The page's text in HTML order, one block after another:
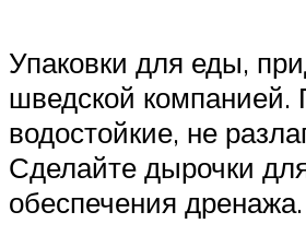
Упаковки для еды,
шведской компанией.
водостойкие, не
Сделайте дырочки
обеспечения дренажа.